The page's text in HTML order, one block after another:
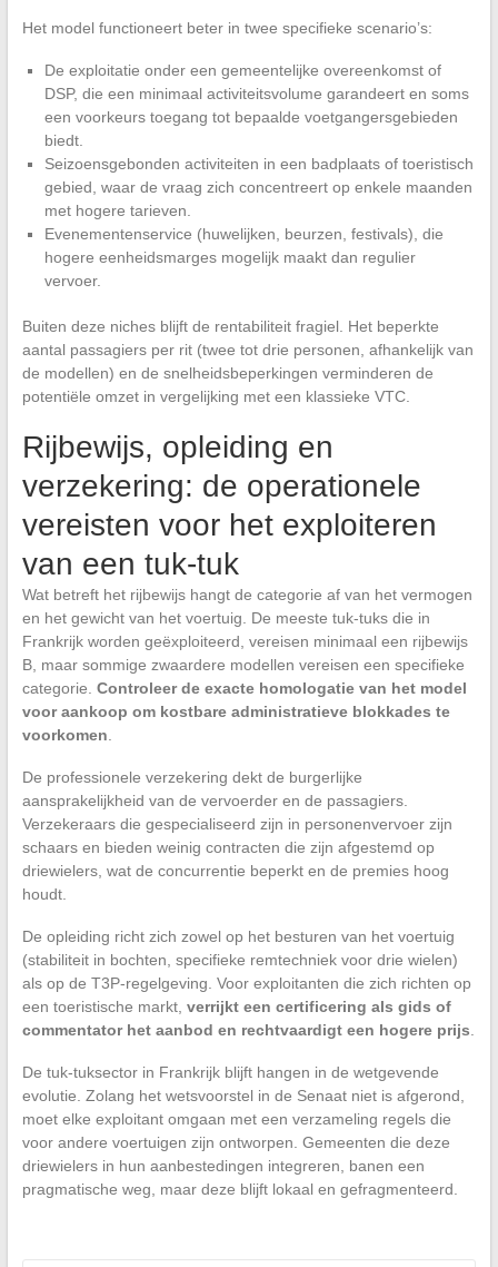
Het model functioneert beter in twee specifieke scenario’s:
De exploitatie onder een gemeentelijke overeenkomst of
DSP, die een minimaal activiteitsvolume garandeert en soms
een voorkeurs toegang tot bepaalde voetgangersgebieden
biedt.
Seizoensgebonden activiteiten in een badplaats of toeristisch
gebied, waar de vraag zich concentreert op enkele maanden
met hogere tarieven.
Evenementenservice (huwelijken, beurzen, festivals), die
hogere eenheidsmarges mogelijk maakt dan regulier
vervoer.
Buiten deze niches blijft de rentabiliteit fragiel. Het beperkte
aantal passagiers per rit (twee tot drie personen, afhankelijk van
de modellen) en de snelheidsbeperkingen verminderen de
potentiële omzet in vergelijking met een klassieke VTC.
Rijbewijs, opleiding en
verzekering: de operationele
vereisten voor het exploiteren
van een tuk-tuk
Wat betreft het rijbewijs hangt de categorie af van het vermogen
en het gewicht van het voertuig. De meeste tuk-tuks die in
Frankrijk worden geëxploiteerd, vereisen minimaal een rijbewijs
B, maar sommige zwaardere modellen vereisen een specifieke
categorie. Controleer de exacte homologatie van het model
voor aankoop om kostbare administratieve blokkades te
voorkomen.
De professionele verzekering dekt de burgerlijke
aansprakelijkheid van de vervoerder en de passagiers.
Verzekeraars die gespecialiseerd zijn in personenvervoer zijn
schaars en bieden weinig contracten die zijn afgestemd op
driewielers, wat de concurrentie beperkt en de premies hoog
houdt.
De opleiding richt zich zowel op het besturen van het voertuig
(stabiliteit in bochten, specifieke remtechniek voor drie wielen)
als op de T3P-regelgeving. Voor exploitanten die zich richten op
een toeristische markt, verrijkt een certificering als gids of
commentator het aanbod en rechtvaardigt een hogere prijs.
De tuk-tuksector in Frankrijk blijft hangen in de wetgevende
evolutie. Zolang het wetsvoorstel in de Senaat niet is afgerond,
moet elke exploitant omgaan met een verzameling regels die
voor andere voertuigen zijn ontworpen. Gemeenten die deze
driewielers in hun aanbestedingen integreren, banen een
pragmatische weg, maar deze blijft lokaal en gefragmenteerd.